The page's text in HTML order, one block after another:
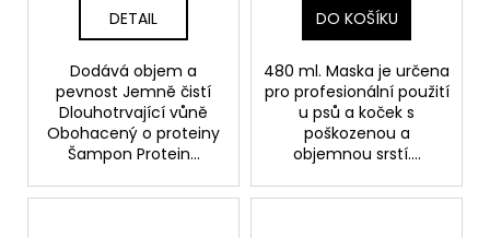
DETAIL
Dodává objem a
pevnost Jemně čistí
Dlouhotrvající vůně
Obohacený o proteiny
Šampon Protein...
DO KOŠÍKU
480 ml. Maska je určena
pro profesionální použití
u psů a koček s
poškozenou a
objemnou srstí....